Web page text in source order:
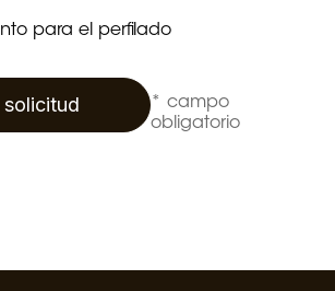
para el perfilado
solicitud
* campo
obligatorio